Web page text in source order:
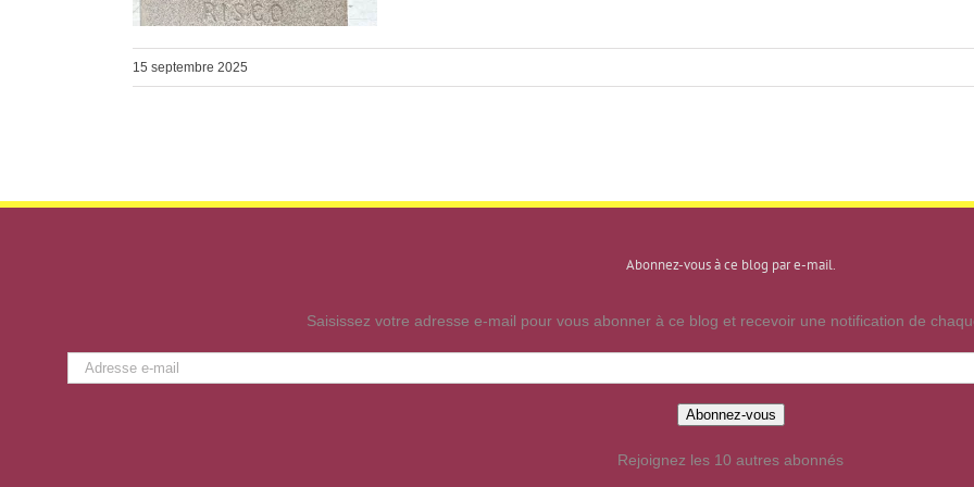
15 septembre 2025
Abonnez-vous à ce blog par e-mail.
Saisissez votre adresse e-mail pour vous abonner à ce blog et recevoir une notification de
Adresse
Abonnez-vous
Rejoignez les 10 autres abonnés